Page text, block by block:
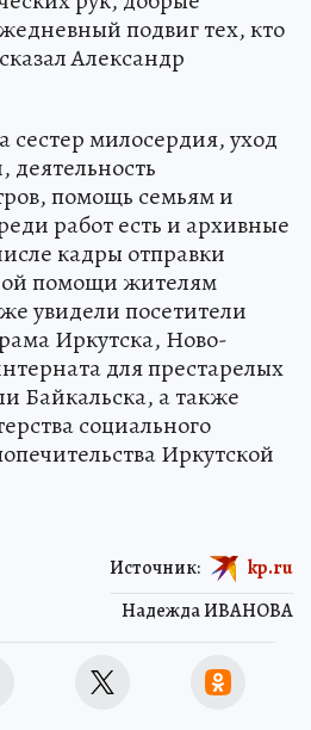
подвиг тех, кто
Александр
сестер милосердия, уход
деятельность
помощь семьям и
работ есть и архивные
кадры отправки
помощи жителям
увидели посетители
Иркутска, Ново-
для престарелых
Байкальска, а также
социального
Иркутской
Надежда ИВАНОВА
Источник: kp.ru